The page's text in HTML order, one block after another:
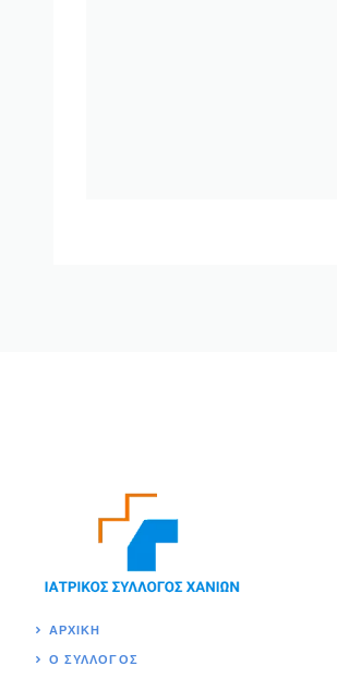
ΑΡΧΙΚΉ
Ο ΣΥΛΛΟΓΟΣ